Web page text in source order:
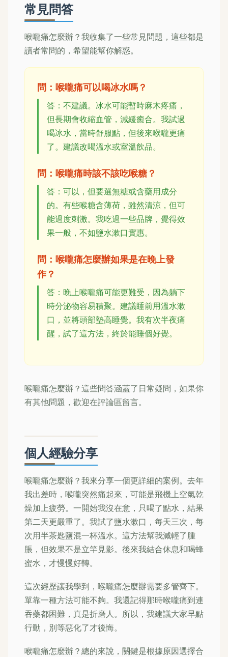
常見問答
喉嚨痛怎麼辦？我收集了一些常見問題，這些都是
讀者常問的，希望能幫你解惑。
問：喉嚨痛可以喝冰水嗎？
答：不建議。冰水可能暫時麻木疼痛，
但長期會收縮血管，減緩癒合。我試過
喝冰水，當時舒服點，但後來喉嚨更痛
了。建議改喝溫水或室溫飲品。
問：喉嚨痛時該不該吃喉糖？
答：可以，但要選無糖或含藥用成分
的。有些喉糖含薄荷，雖然清涼，但可
能過度刺激。我吃過一些品牌，覺得效
果一般，不如鹽水漱口實惠。
問：喉嚨痛怎麼辦如果是在晚上發
作？
答：晚上喉嚨痛可能更難受，因為躺下
時分泌物容易積聚。建議睡前用溫水漱
口，並將頭部墊高睡覺。我有次半夜痛
醒，試了這方法，終於能睡個好覺。
喉嚨痛怎麼辦？這些問答涵蓋了日常疑問，如果你
有其他問題，歡迎在評論區留言。
個人經驗分享
喉嚨痛怎麼辦？我來分享一個更詳細的案例。去年
我出差時，喉嚨突然痛起來，可能是飛機上空氣乾
燥加上疲勞。一開始我沒在意，只喝了點水，結果
第二天更嚴重了。我試了鹽水漱口，每天三次，每
次用半茶匙鹽混一杯溫水。這方法幫我減輕了腫
脹，但效果不是立竿見影。後來我結合休息和喝蜂
蜜水，才慢慢好轉。
這次經歷讓我學到，喉嚨痛怎麼辦需要多管齊下。
單靠一種方法可能不夠。我還記得那時喉嚨痛到連
吞藥都困難，真是折磨人。所以，我建議大家早點
行動，別等惡化了才後悔。
喉嚨痛怎麼辦？總的來說，關鍵是根據原因選擇合